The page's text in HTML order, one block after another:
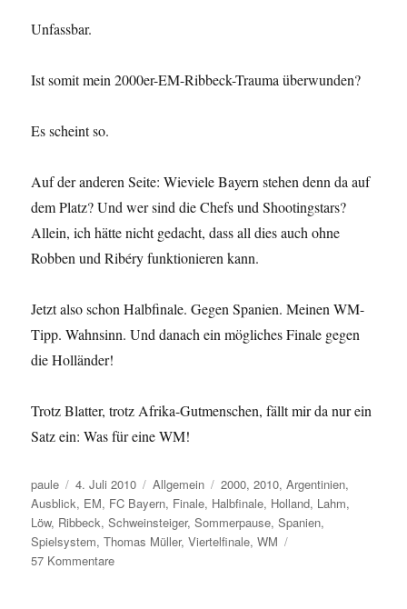
Unfassbar.
Ist somit mein 2000er-EM-Ribbeck-Trauma überwunden?
Es scheint so.
Auf der anderen Seite: Wieviele Bayern stehen denn da auf
dem Platz? Und wer sind die Chefs und Shootingstars?
Allein, ich hätte nicht gedacht, dass all dies auch ohne
Robben und Ribéry funktionieren kann.
Jetzt also schon Halbfinale. Gegen Spanien. Meinen WM-
Tipp. Wahnsinn. Und danach ein mögliches Finale gegen
die Holländer!
Trotz Blatter, trotz Afrika-Gutmenschen, fällt mir da nur ein
Satz ein: Was für eine WM!
Autor
paule
Veröffentlicht
am
4. Juli 2010 Kategorien
Allgemein Schlagwörter
2000,2010,Argentinien,
Ausblick, EM, FC Bayern, Finale, Halbfinale, Holland, Lahm,
Löw, Ribbeck,Schweinsteiger,Sommerpause,Spanien,
Spielsystem,Thomas Müller,Viertelfinale,WM
57 Kommentarezu